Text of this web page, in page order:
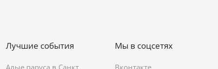
Лучшие события
Алые паруса в Санкт
Мы в соцсетях
Вконтакте